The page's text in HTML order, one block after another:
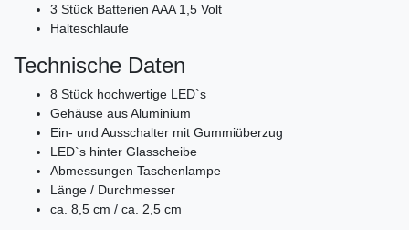
3 Stück Batterien AAA 1,5 Volt
Halteschlaufe
Technische Daten
8 Stück hochwertige LED`s
Gehäuse aus Aluminium
Ein- und Ausschalter mit Gummiüberzug
LED`s hinter Glasscheibe
Abmessungen Taschenlampe
Länge / Durchmesser
ca. 8,5 cm / ca. 2,5 cm